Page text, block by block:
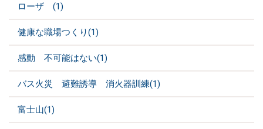
ローザ (1)
健康な職場つくり(1)
感動 不可能はない(1)
バス火災 避難誘導 消火器訓練(1)
富士山(1)